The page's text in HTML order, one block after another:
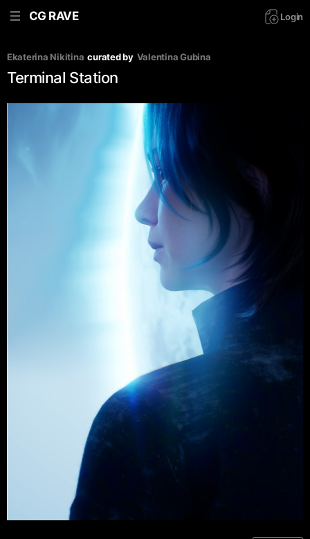
CG RAVE Login
Ekaterina Nikitina curated by Valentina Gubina
Terminal Station